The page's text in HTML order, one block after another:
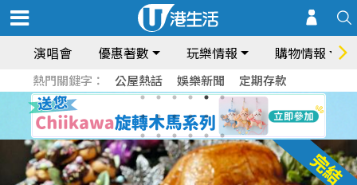
演唱會 優惠著數 玩樂情報 購物情報
熱門關鍵字： 公屋熱話 娛樂新聞 定期存款